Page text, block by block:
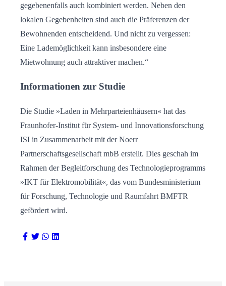
gegebenenfalls auch kombiniert werden. Neben den
lokalen Gegebenheiten sind auch die Präferenzen der
Bewohnenden entscheidend. Und nicht zu vergessen:
Eine Lademöglichkeit kann insbesondere eine
Mietwohnung auch attraktiver machen.“
Informationen zur Studie
Die Studie »Laden in Mehrparteienhäusern« hat das
Fraunhofer-Institut für System- und Innovationsforschung
ISI in Zusammenarbeit mit der Noerr
Partnerschaftsgesellschaft mbB erstellt. Dies geschah im
Rahmen der Begleitforschung des Technologieprogramms
»IKT für Elektromobilität«, das vom Bundesministerium
für Forschung, Technologie und Raumfahrt BMFTR
gefördert wird.